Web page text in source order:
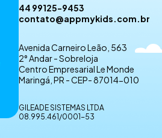
44 99125-9453
contato@appmykids.com.br
Avenida Carneiro Leão, 563
2° Andar - Sobreloja
Centro Empresarial Le Monde
Maringá, PR - CEP- 87014-010
GILEADE SISTEMAS LTDA
08.995.461/0001-53